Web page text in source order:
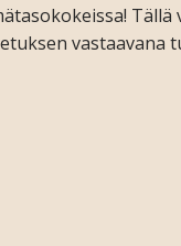
vastaavana